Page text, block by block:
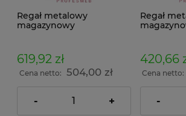
Regał metalowy
magazynowy
przemysłowy
warsztatowy do
magazynu
619,92 zł
Cena netto: 504,00 zł
- +
Regał
100kg/p
magazynu
420,66
Cena netto:
-